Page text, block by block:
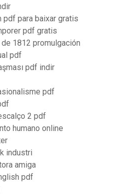
pdf para baixar gratis
pdf gratis
1812 promulgación
pdf
pdf indir
pdf
2 pdf
humano online
industri
amiga
pdf